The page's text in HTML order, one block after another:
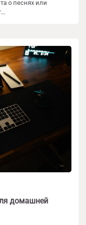
о песнях или
домашней